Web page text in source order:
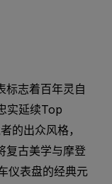
标志着百年灵自
实延续Top
的出众风格，
复古美学与摩登
仪表盘的经典元